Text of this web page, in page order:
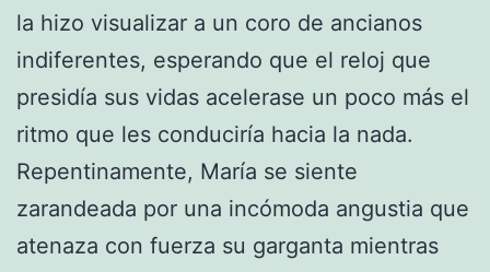
la hizo visualizar a un coro de ancianos
indiferentes, esperando que el reloj que
presidía sus vidas acelerase un poco más el
ritmo que les conduciría hacia la nada.
Repentinamente, María se siente
zarandeada por una incómoda angustia que
atenaza con fuerza su garganta mientras